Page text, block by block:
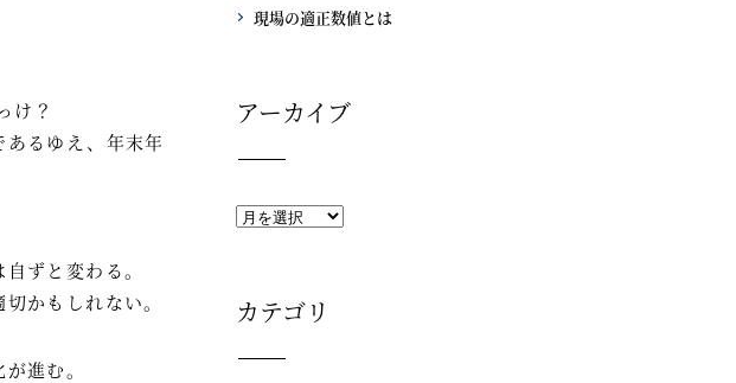
け？
るゆえ、年末年
ずと変わる。
かもしれない。
進む。
現場の適正数値とは
アーカイブ
カテゴリ